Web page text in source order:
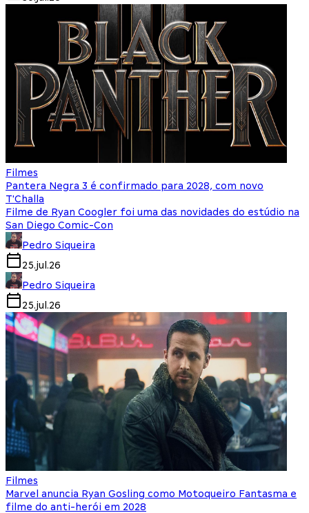
Filmes
Pantera Negra 3 é confirmado para 2028, com novo
T'Challa
Filme de Ryan Coogler foi uma das novidades do estúdio na
San Diego Comic-Con
Pedro Siqueira
25.jul.26
Pedro Siqueira
25.jul.26
Filmes
Marvel anuncia Ryan Gosling como Motoqueiro Fantasma e
filme do anti-herói em 2028